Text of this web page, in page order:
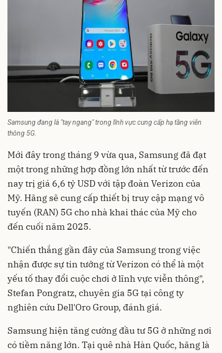
Samsung đang là "tay ngang" trong lĩnh vực cung cấp hạ tầng viễn
thông 5G.
Mới đây trong tháng 9 vừa qua, Samsung đã đạt
một trong những hợp đồng lớn nhất từ trước đến
nay trị giá 6,6 tỷ USD với tập đoàn Verizon của
Mỹ. Hãng sẽ cung cấp thiết bị truy cập mạng vô
tuyến (RAN) 5G cho nhà khai thác của Mỹ cho
đến cuối năm 2025.
"Chiến thắng gần đây của Samsung trong việc
nhận được sự tin tưởng từ Verizon có thể là một
yếu tố thay đổi cuộc chơi ở lĩnh vực viễn thông",
Stefan Pongratz, chuyên gia 5G tại công ty
nghiên cứu Dell'Oro Group, đánh giá.
Samsung hiện tăng cường đầu tư 5G ở những nơi
có tiềm năng lớn. Tại quê nhà Hàn Quốc, hãng là